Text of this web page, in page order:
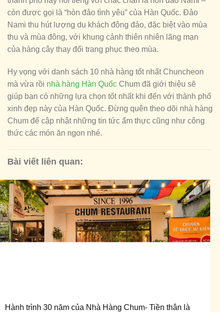
còn được gọi là “hòn đảo tình yêu” của Hàn Quốc. Đảo
Nami thu hút lượng du khách đông đảo, đặc biệt vào mùa
thu và mùa đông, với khung cảnh thiên nhiên lãng mạn
của hàng cây thay đổi trang phục theo mùa.
Hy vọng với danh sách 10 nhà hàng tốt nhất Chuncheon
mà vừa rồi nhà hàng Hàn Quốc Chum đã giới thiệu sẽ
giúp bạn có những lựa chọn tốt nhất khi đến với thành phố
xinh đẹp này của Hàn Quốc. Đừng quên theo dõi nhà hàng
Chum để cập nhật những tin tức ẩm thực cũng như công
thức các món ăn ngon nhé.
Bài viết liên quan:
Hành trình 30 năm của Nhà Hàng Chum- Tiền thân là